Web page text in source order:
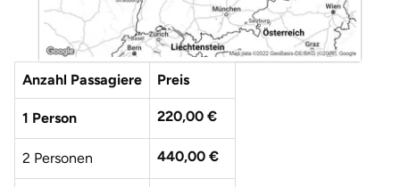
Anzahl Passagiere Preis
1 Person 220,00 €
2 Personen 440,00 €